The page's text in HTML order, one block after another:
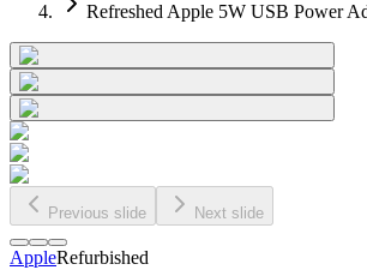
Refreshed Apple 5W USB Power
Previous slide Next slide
AppleRefurbished